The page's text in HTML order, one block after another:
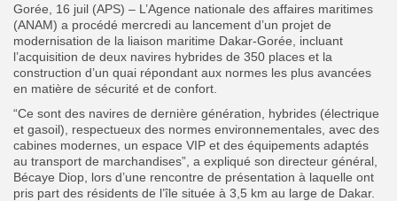
FR
Gorée, 16 juil (APS) – L’Agence nationale des affaires maritimes
(ANAM) a procédé mercredi au lancement d’un projet de
modernisation de la liaison maritime Dakar-Gorée, incluant
l’acquisition de deux navires hybrides de 350 places et la
construction d’un quai répondant aux normes les plus avancées
en matière de sécurité et de confort
“Ce sont des navires de dernière génération, hybrides (électrique
et gasoil), respectueux des normes environnementales, avec des
cabines modernes, un espace VIP et des équipements adaptés
au transport de marchandises”, a expliqué son directeur général,
Bécaye Diop, lors d’une rencontre de présentation à laquelle ont
pris part des résidents de l’île située à 3,5 km au large de Dakar.